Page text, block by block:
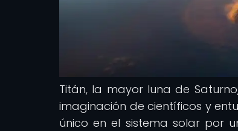
Titán, la mayor luna de
imaginación de científicos y
único en el sistema solar por